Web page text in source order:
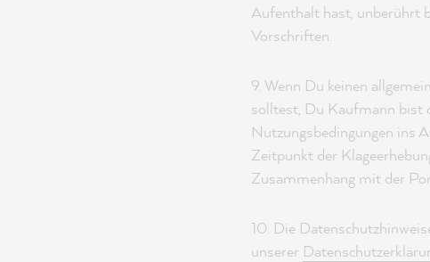
Aufenthalt hast, unberührt
Vorschriften.
9. Wenn Du keinen
solltest, Du Kaufmann bist
Nutzungsbedingungen ins
Zeitpunkt der
Zusammenhang mit der
10. Die
unserer